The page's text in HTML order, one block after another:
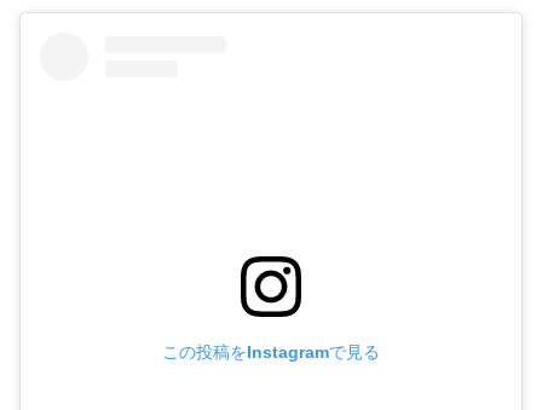
この投稿をInstagramで見る